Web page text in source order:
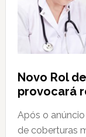
Novo Rol
provocará
Após o
de coberturas